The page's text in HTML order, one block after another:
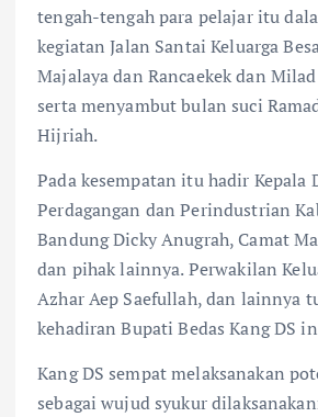
tengah-tengah para pelajar itu
kegiatan Jalan Santai Keluarga
Majalaya dan Rancaekek dan
serta menyambut bulan suci
Hijriah.
Pada kesempatan itu hadir Kepala
Perdagangan dan Perindustrian
Bandung Dicky Anugrah, Camat
dan pihak lainnya. Perwakilan
Azhar Aep Saefullah, dan lainnya
kehadiran Bupati Bedas Kang DS
Kang DS sempat melaksanakan
sebagai wujud syukur